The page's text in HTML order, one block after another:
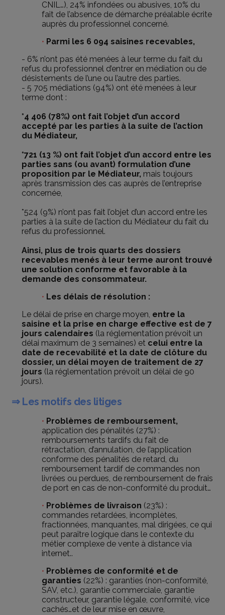
CNIL…), 24% infondées ou abusives, 10% du
fait de l’absence de démarche préalable écrite
auprès du professionnel concerné.
Parmi les 6 094 saisines recevables,
- 6% n’ont pas été menées à leur terme du fait du
refus du professionnel d’entrer en médiation ou de
désistements de l’une ou l’autre des parties.
- 5 705 médiations (94%) ont été menées à leur
terme dont :
*4 406 (78%) ont fait l’objet d’un accord
accepté par les parties à la suite de l’action
du Médiateur,
*721 (13 %) ont fait l’objet d’un accord entre les
parties sans (ou avant) formulation d’une
proposition par le Médiateur, mais toujours
après transmission des cas auprès de l’entreprise
concernée,
*524 (9%) n’ont pas fait l’objet d’un accord entre les
parties à la suite de l’action du Médiateur du fait du
refus du professionnel.
Ainsi, plus de trois quarts des dossiers
recevables menés à leur terme auront trouvé
une solution conforme et favorable à la
demande des consommateur.
Les délais de résolution :
Le délai de prise en charge moyen, entre la
saisine et la prise en charge effective est de 7
jours calendaires (la réglementation prévoit un
délai maximum de 3 semaines) et celui entre la
date de recevabilité et la date de clôture du
dossier, un délai moyen de traitement de 27
jours (la réglementation prévoit un délai de 90
jours).
⇒ Les motifs des litiges
Problèmes de remboursement,
application des pénalités (27%) :
remboursements tardifs du fait de
rétractation, d’annulation, de l’application
conforme des pénalités de retard, du
remboursement tardif de commandes non
livrées ou perdues, de remboursement de frais
de port en cas de non-conformité du produit…
Problèmes de livraison (23%) :
commandes retardées, incomplètes,
fractionnées, manquantes, mal dirigées, ce qui
peut paraître logique dans le contexte du
métier complexe de vente à distance via
internet..
Problèmes de conformité et de
garanties (22%) : garanties (non-conformité,
SAV, etc.), garantie commerciale, garantie
constructeur, garantie légale, conformité, vice
cachés…et de leur mise en œuvre,